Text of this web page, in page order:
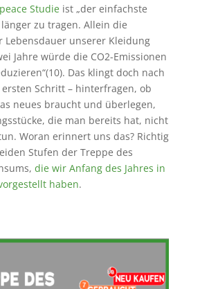
Studie ist „der einfachste
zu tragen. Allein die
Lebensdauer unserer Kleidung
Jahre würde die CO2-Emissionen
Das klingt doch nach
Schritt – hinterfragen, ob
neues braucht und überlegen,
die man bereits hat, nicht
Woran erinnert uns das? Richtig
Stufen der Treppe des
die wir Anfang des Jahres in
haben.